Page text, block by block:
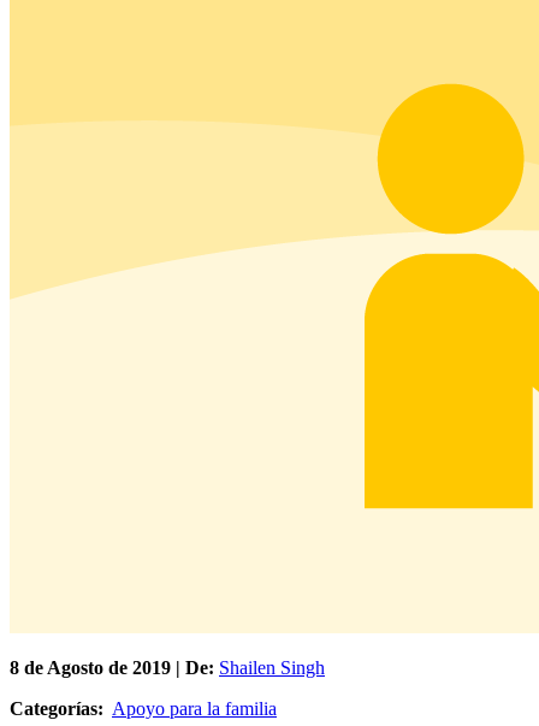
8 de Agosto de 2019 | De: Shailen Singh
Categorías: Apoyo para la familia